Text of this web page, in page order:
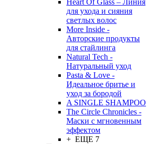
Heart Of Glass – Линия
для ухода и сияния
светлых волос
More Inside -
Авторские продукты
для стайлинга
Natural Tech -
Натуральный уход
Pasta & Love -
Идеальное бритье и
уход за бородой
A SINGLE SHAMPOO
The Circle Chronicles -
Маски с мгновенным
эффектом
+ ЕЩЕ 7